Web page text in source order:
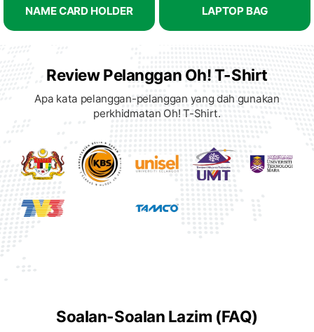
NAME CARD HOLDER LAPTOP BAG
Review Pelanggan Oh! T-Shirt
Apa kata pelanggan-pelanggan yang dah gunakan
perkhidmatan Oh! T-Shirt.
Soalan-Soalan Lazim (FAQ)